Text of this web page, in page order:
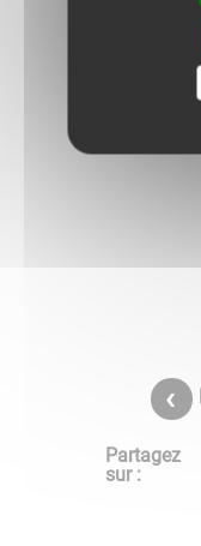
Partagez
sur :